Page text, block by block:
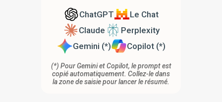
ChatGPT
Le Chat
Claude
Perplexity
Gemini (*)
Copilot (*)
(*) Pour Gemini et Copilot, le prompt est
copié automatiquement. Collez-le dans
la zone de saisie pour lancer le résumé.